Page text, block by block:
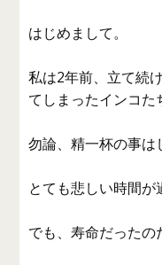
はじめまして。
私は2年前、立て続
てしまったインコた
勿論、精一杯の事は
とても悲しい時間が
でも、寿命だったの